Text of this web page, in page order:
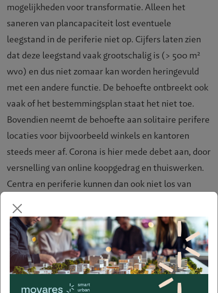
mogelijkheden voor transformatie. Alleen het
saneren van plancapaciteit lost eventuele
leegstand in de periferie niet op. Cijfers laten zien
dat deze leegstand vaak grootschalig is (> 500 m²
wvo) en dus niet zomaar kan worden heringevuld
met een andere functie. De behoefte ontbreekt ook
vaak of het bestemmingsplan staat het niet toe.
Bovendien neemt de behoefte aan solitaire perifere
locaties voor bijvoorbeeld winkels en kantoren
steeds meer af. Corona is hier mede debet aan, door
versnelling van online koopgedrag en thuiswerken.
Centra en periferie kunnen dan ook niet los van
Transformatie of
herontwikkeling van deze
locaties biedt kansen
Betrokken vastgoedeigenaren moet perspectief